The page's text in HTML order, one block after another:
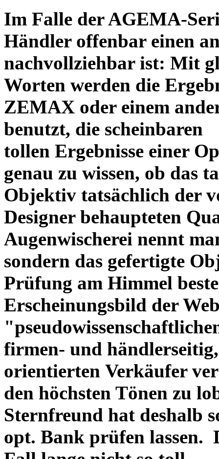
Im Falle der AGEMA-
Händler offenbar einen
nachvollziehbar ist: Mit
Worten werden die
ZEMAX oder einem
benutzt, die scheinbaren
tollen Ergebnisse einer
genau zu wissen, ob das
Objektiv tatsächlich der
Designer behaupteten
Augenwischerei nennt
sondern das gefertigte
Prüfung am Himmel
Erscheinungsbild der
firmen- und
orientierten Verkäufer
den höchsten Tönen zu
Sternfreund hat deshalb
opt. Bank prüfen lassen.